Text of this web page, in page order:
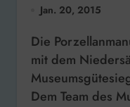
Jan. 20, 2015
Die Porzellanmanufaktur FÜRSTENBERG ist
mit dem
Dem Team des